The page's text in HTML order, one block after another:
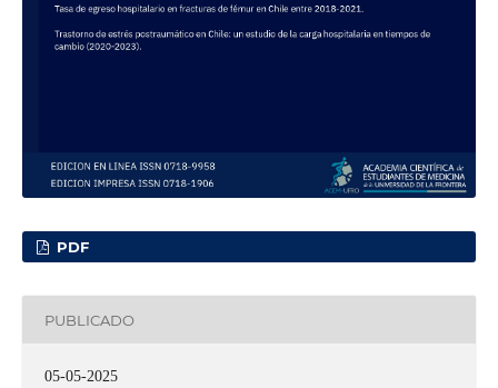
PDF
PUBLICADO
05-05-2025